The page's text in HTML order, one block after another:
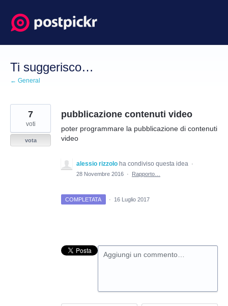
Salta
al
contenuto
Ti suggerisco…
← General
pubblicazione contenuti video
poter programmare la pubblicazione di contenuti
video
7
voti
vota
alessio rizzolo ha condiviso questa idea ·
28 Novembre 2016 · Rapporto…
COMPLETATA · 16 Luglio 2017
Aggiungi un commento…